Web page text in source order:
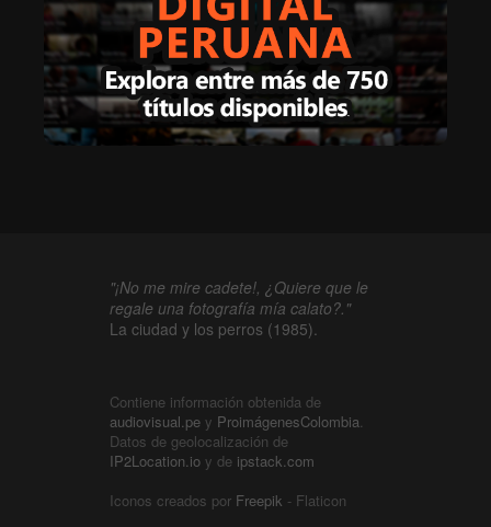
"¡No me mire cadete!, ¿Quiere que le
regale una fotografía mía calato?."
La ciudad y los perros (1985).
Contiene información obtenida de
audiovisual.pe y ProimágenesColombia.
Datos de geolocalización de
IP2Location.io y de ipstack.com
Iconos creados por Freepik - Flaticon